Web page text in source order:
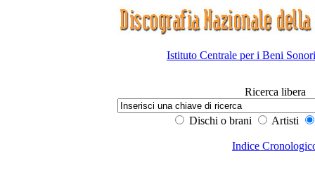
Istituto Centrale per i Beni
Ricerca libera
Dischi o brani Artisti
Indice